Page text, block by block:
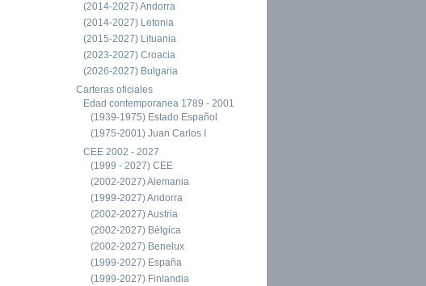
(2014-2027) Andorra
(2014-2027) Letonia
(2015-2027) Lituania
(2023-2027) Croacia
(2026-2027) Bulgaria
Carteras oficiales
Edad contemporanea 1789 - 2001
(1939-1975) Estado Español
(1975-2001) Juan Carlos I
CEE 2002 - 2027
(1999 - 2027) CEE
(2002-2027) Alemania
(1999-2027) Andorra
(2002-2027) Austria
(2002-2027) Bélgica
(2002-2027) Benelux
(1999-2027) España
(1999-2027) Finlandia